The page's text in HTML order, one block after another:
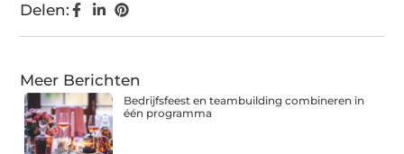
Delen:
Meer Berichten
Bedrijfsfeest en teambuilding combineren in
één programma